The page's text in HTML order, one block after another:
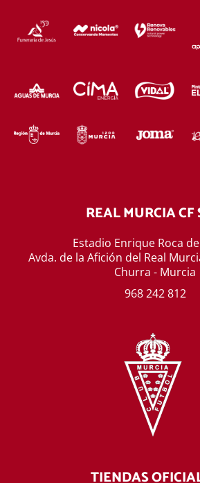
REAL MURCIA CF
Estadio Enrique Roca
Avda. de la Afición del Real
Churra - Murcia
968 242 812
TIENDAS